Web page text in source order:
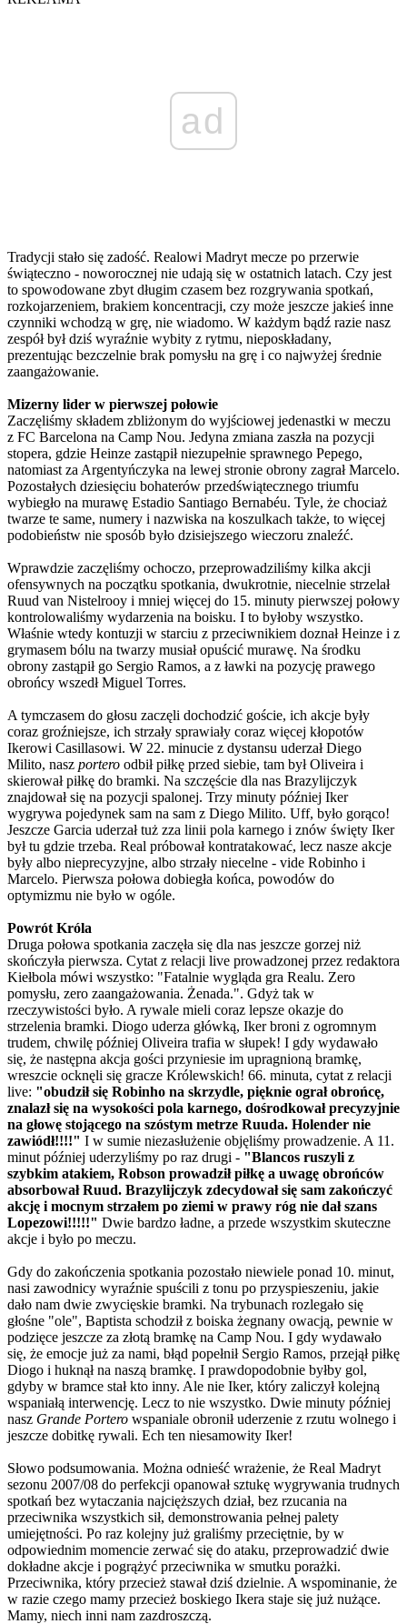
ad
Tradycji stało się zadość. Realowi Madryt mecze po przerwie
świąteczno - noworocznej nie udają się w ostatnich latach. Czy jest
to spowodowane zbyt długim czasem bez rozgrywania spotkań,
rozkojarzeniem, brakiem koncentracji, czy może jeszcze jakieś inne
czynniki wchodzą w grę, nie wiadomo. W każdym bądź razie nasz
zespół był dziś wyraźnie wybity z rytmu, nieposkładany,
prezentując bezczelnie brak pomysłu na grę i co najwyżej średnie
zaangażowanie.
Mizerny lider w pierwszej połowie
Zaczęliśmy składem zbliżonym do wyjściowej jedenastki w meczu
z FC Barcelona na Camp Nou. Jedyna zmiana zaszła na pozycji
stopera, gdzie Heinze zastąpił niezupełnie sprawnego Pepego,
natomiast za Argentyńczyka na lewej stronie obrony zagrał Marcelo.
Pozostałych dziesięciu bohaterów przedświątecznego triumfu
wybiegło na murawę Estadio Santiago Bernabéu. Tyle, że chociaż
twarze te same, numery i nazwiska na koszulkach także, to więcej
podobieństw nie sposób było dzisiejszego wieczoru znaleźć.
Wprawdzie zaczęliśmy ochoczo, przeprowadziliśmy kilka akcji
ofensywnych na początku spotkania, dwukrotnie, niecelnie strzelał
Ruud van Nistelrooy i mniej więcej do 15. minuty pierwszej połowy
kontrolowaliśmy wydarzenia na boisku. I to byłoby wszystko.
Właśnie wtedy kontuzji w starciu z przeciwnikiem doznał Heinze i z
grymasem bólu na twarzy musiał opuścić murawę. Na środku
obrony zastąpił go Sergio Ramos, a z ławki na pozycję prawego
obrońcy wszedł Miguel Torres.
A tymczasem do głosu zaczęli dochodzić goście, ich akcje były
coraz groźniejsze, ich strzały sprawiały coraz więcej kłopotów
Ikerowi Casillasowi. W 22. minucie z dystansu uderzał Diego
Milito, nasz portero odbił piłkę przed siebie, tam był Oliveira i
skierował piłkę do bramki. Na szczęście dla nas Brazylijczyk
znajdował się na pozycji spalonej. Trzy minuty później Iker
wygrywa pojedynek sam na sam z Diego Milito. Uff, było gorąco!
Jeszcze Garcia uderzał tuż zza linii pola karnego i znów święty Iker
był tu gdzie trzeba. Real próbował kontratakować, lecz nasze akcje
były albo nieprecyzyjne, albo strzały niecelne - vide Robinho i
Marcelo. Pierwsza połowa dobiegła końca, powodów do
optymizmu nie było w ogóle.
Powrót Króla
Druga połowa spotkania zaczęła się dla nas jeszcze gorzej niż
skończyła pierwsza. Cytat z relacji live prowadzonej przez redaktora
Kiełbola mówi wszystko: "Fatalnie wygląda gra Realu. Zero
pomysłu, zero zaangażowania. Żenada.". Gdyż tak w
rzeczywistości było. A rywale mieli coraz lepsze okazje do
strzelenia bramki. Diogo uderza główką, Iker broni z ogromnym
trudem, chwilę później Oliveira trafia w słupek! I gdy wydawało
się, że następna akcja gości przyniesie im upragnioną bramkę,
wreszcie ocknęli się gracze Królewskich! 66. minuta, cytat z relacji
live: "obudził się Robinho na skrzydle, pięknie ograł obrońcę,
znalazł się na wysokości pola karnego, dośrodkował precyzyjnie
na głowę stojącego na szóstym metrze Ruuda. Holender nie
zawiódł!!!!" I w sumie niezasłużenie objęliśmy prowadzenie. A 11.
minut później uderzyliśmy po raz drugi - "Blancos ruszyli z
szybkim atakiem, Robson prowadził piłkę a uwagę obrońców
absorbował Ruud. Brazylijczyk zdecydował się sam zakończyć
akcję i mocnym strzałem po ziemi w prawy róg nie dał szans
Lopezowi!!!!!" Dwie bardzo ładne, a przede wszystkim skuteczne
akcje i było po meczu.
Gdy do zakończenia spotkania pozostało niewiele ponad 10. minut,
nasi zawodnicy wyraźnie spuścili z tonu po przyspieszeniu, jakie
dało nam dwie zwycięskie bramki. Na trybunach rozlegało się
głośne "ole", Baptista schodził z boiska żegnany owacją, pewnie w
podzięce jeszcze za złotą bramkę na Camp Nou. I gdy wydawało
się, że emocje już za nami, błąd popełnił Sergio Ramos, przejął piłkę
Diogo i huknął na naszą bramkę. I prawdopodobnie byłby gol,
gdyby w bramce stał kto inny. Ale nie Iker, który zaliczył kolejną
wspaniałą interwencję. Lecz to nie wszystko. Dwie minuty później
nasz Grande Portero wspaniale obronił uderzenie z rzutu wolnego i
jeszcze dobitkę rywali. Ech ten niesamowity Iker!
Słowo podsumowania. Można odnieść wrażenie, że Real Madryt
sezonu 2007/08 do perfekcji opanował sztukę wygrywania trudnych
spotkań bez wytaczania najcięższych dział, bez rzucania na
przeciwnika wszystkich sił, demonstrowania pełnej palety
umiejętności. Po raz kolejny już graliśmy przeciętnie, by w
odpowiednim momencie zerwać się do ataku, przeprowadzić dwie
dokładne akcje i pogrążyć przeciwnika w smutku porażki.
Przeciwnika, który przecież stawał dziś dzielnie. A wspominanie, że
w razie czego mamy przecież boskiego Ikera staje się już nużące.
Mamy, niech inni nam zazdroszczą.